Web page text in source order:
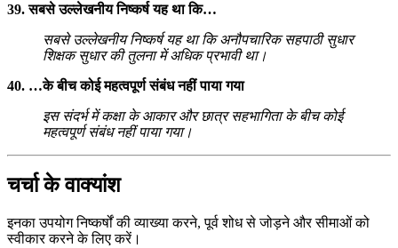
39. सबसे उल्लेखनीय निष्कर्ष यह था कि…
सबसे उल्लेखनीय निष्कर्ष यह था कि अनौपचारिक सहपाठी सुधार
शिक्षक सुधार की तुलना में अधिक प्रभावी था।
40. …के बीच कोई महत्वपूर्ण संबंध नहीं पाया गया
इस संदर्भ में कक्षा के आकार और छात्र सहभागिता के बीच कोई
महत्वपूर्ण संबंध नहीं पाया गया।
चर्चा के वाक्यांश
इनका उपयोग निष्कर्षों की व्याख्या करने, पूर्व शोध से जोड़ने और सीमाओं को
स्वीकार करने के लिए करें।